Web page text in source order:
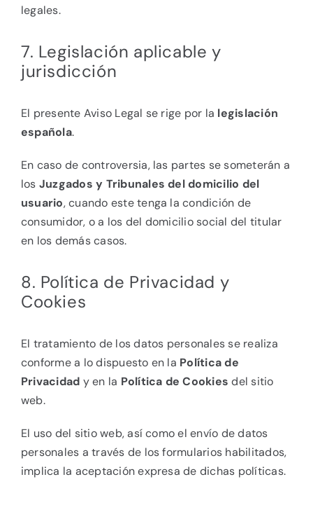
legales.
7. Legislación aplicable y
jurisdicción
El presente Aviso Legal se rige por la legislación
española.
En caso de controversia, las partes se someterán a
los Juzgados y Tribunales del domicilio del
usuario, cuando este tenga la condición de
consumidor, o a los del domicilio social del titular
en los demás casos.
8. Política de Privacidad y
Cookies
El tratamiento de los datos personales se realiza
conforme a lo dispuesto en la Política de
Privacidad y en la Política de Cookies del sitio
web.
El uso del sitio web, así como el envío de datos
personales a través de los formularios habilitados,
implica la aceptación expresa de dichas políticas.